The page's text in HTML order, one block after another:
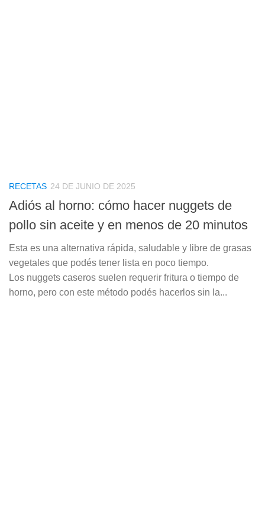
RECETAS 24 DE JUNIO DE 2025
Adiós al horno: cómo hacer nuggets de
pollo sin aceite y en menos de 20 minutos
Esta es una alternativa rápida, saludable y libre de grasas
vegetales que podés tener lista en poco tiempo.
Los nuggets caseros suelen requerir fritura o tiempo de
horno, pero con este método podés hacerlos sin la...